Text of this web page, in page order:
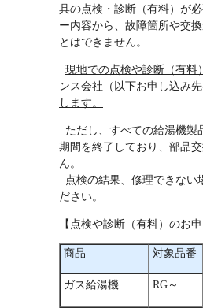
具の点検・診断（有料）が
ー内容から、故障箇所や交
とはできません。
現地での点検や診断（有料
ンス会社（以下お申し込み
します。
ただし、すべての給湯機製
期間を終了しており、部品
ん。
点検の結果、修理できない
ださい。
【点検や診断（有料）のお申
商品 対象品番
ガス給湯機 RG～